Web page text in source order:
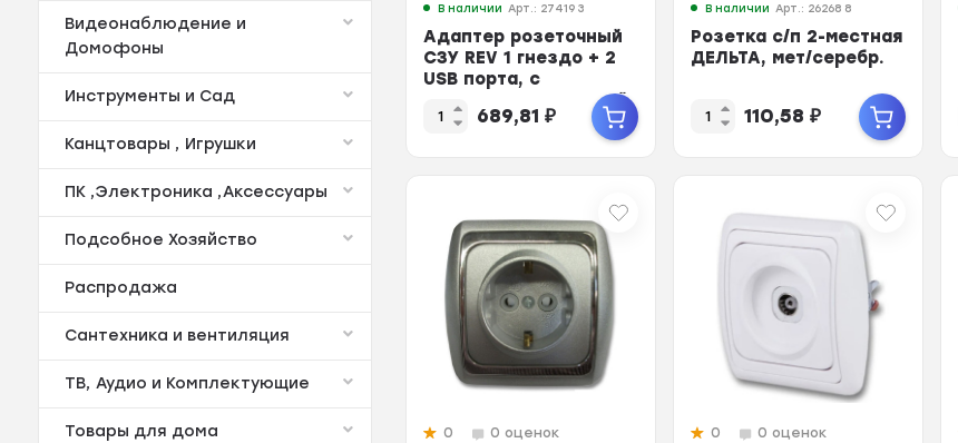
Видеонаблюдение и
Домофоны
Инструменты и Сад
Канцтовары , Игрушки
ПК ,Электроника ,Аксессуары
Подсобное Хозяйство
Распродажа
Сантехника и вентиляция
ТВ, Аудио и Комплектующие
Товары для дома
В наличии Арт.: 27419 3
Адаптер розеточный
СЗУ REV 1 гнездо + 2
USB порта, с
заземлением, черный,
16A...
689,81 ₽
В наличии Арт.: 26268 8
Розетка с/п 2-местная
ДЕЛЬТА, мет/серебр.
110,58 ₽
0 0 оценок 0 0 оценок